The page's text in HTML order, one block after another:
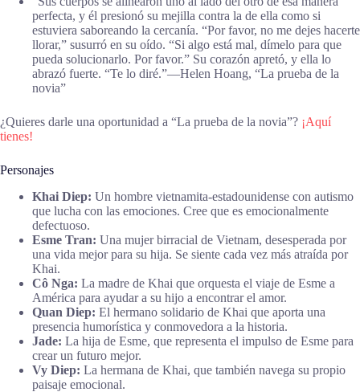
perfecta, y él presionó su mejilla contra la de ella como si
estuviera saboreando la cercanía. “Por favor, no me dejes hacerte
llorar,” susurró en su oído. “Si algo está mal, dímelo para que
pueda solucionarlo. Por favor.” Su corazón apretó, y ella lo
abrazó fuerte. “Te lo diré.”―Helen Hoang, “La prueba de la
novia”
¿Quieres darle una oportunidad a “La prueba de la novia”? ¡Aquí
tienes!
Personajes
Khai Diep: Un hombre vietnamita-estadounidense con autismo
que lucha con las emociones. Cree que es emocionalmente
defectuoso.
Esme Tran: Una mujer birracial de Vietnam, desesperada por
una vida mejor para su hija. Se siente cada vez más atraída por
Khai.
Cô Nga: La madre de Khai que orquesta el viaje de Esme a
América para ayudar a su hijo a encontrar el amor.
Quan Diep: El hermano solidario de Khai que aporta una
presencia humorística y conmovedora a la historia.
Jade: La hija de Esme, que representa el impulso de Esme para
crear un futuro mejor.
Vy Diep: La hermana de Khai, que también navega su propio
paisaje emocional.